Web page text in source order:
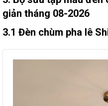
giản tháng 08-2026
3.1 Đèn chùm pha lê